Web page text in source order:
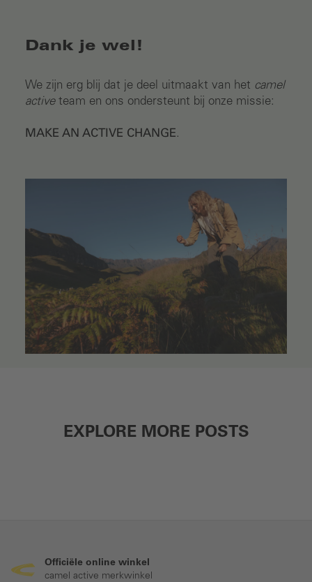
Dank je wel!
We zijn erg blij dat je deel uitmaakt van het camel
activeteam en ons ondersteunt bij onze missie:
MAKE AN ACTIVE CHANGE.
EXPLORE MORE POSTS
Officiële online winkel
camel active merkwinkel